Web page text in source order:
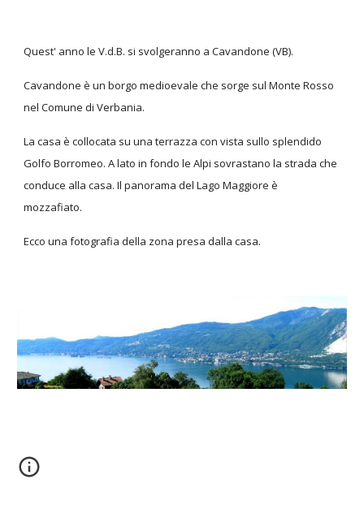
Quest' anno le V.d.B. si svolgeranno a Cavandone (VB).
Cavandone è un borgo medioevale che sorge sul Monte Rosso
nel Comune di Verbania.
La casa è collocata su una terrazza con vista sullo splendido
Golfo Borromeo. A lato in fondo le Alpi sovrastano la strada che
conduce alla casa. Il panorama del Lago Maggiore è
mozzafiato.
Ecco una fotografia della zona presa dalla casa.